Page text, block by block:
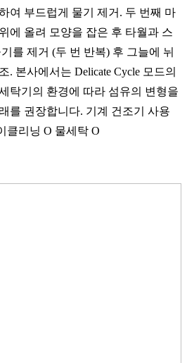
여 부드럽게 물기 제거. 두 번째 마
에 올려 모양을 잡은 후 타월과 스
를 제거 (두 번 반복) 후 그늘에 뉘
. 본사에서는 Delicate Cycle 모드의
탁기의 환경에 따라 섬유의 변형을
를 권장합니다. 기계 건조기 사용
클리닝 O 물세탁 O